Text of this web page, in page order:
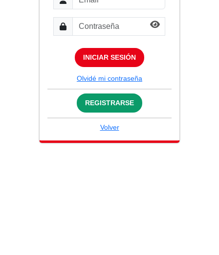
INICIAR SESIÓN
Olvidé mi contraseña
REGISTRARSE
Volver